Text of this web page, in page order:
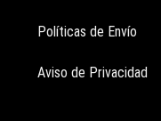
Políticas de Envío
Aviso de Privacidad